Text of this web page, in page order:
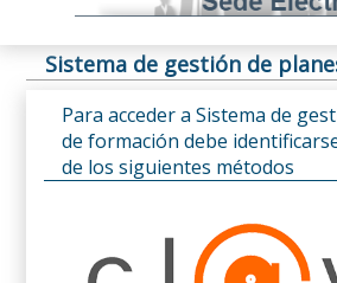
Sistema de gestión de
Para acceder a Sistema de
de formación debe
de los siguientes métodos